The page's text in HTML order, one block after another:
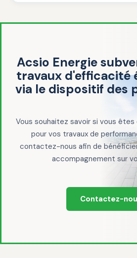
Acsio Energie
travaux d'efficacité
via le dispositif des
Vous souhaitez savoir si vous
pour vos travaux de
contactez-nous afin de
accompagnement sur
Contactez-